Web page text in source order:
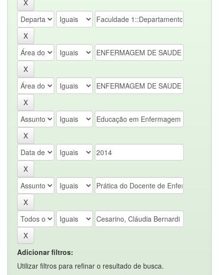
Adicionar filtros:
Utilizar filtros para refinar o resultado de busca.